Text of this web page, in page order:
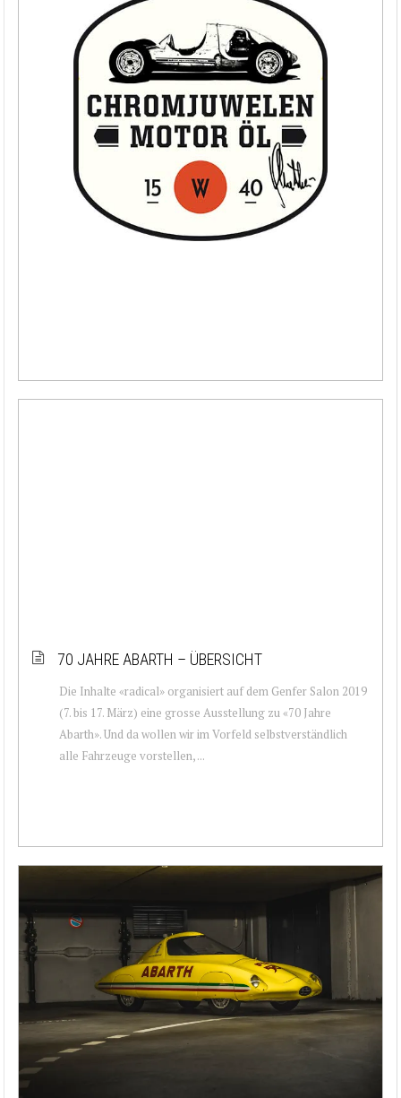
70 JAHRE ABARTH – ÜBERSICHT
Die Inhalte «radical» organisiert auf dem Genfer Salon 2019
(7. bis 17. März) eine grosse Ausstellung zu «70 Jahre
Abarth». Und da wollen wir im Vorfeld selbstverständlich
alle Fahrzeuge vorstellen, ...